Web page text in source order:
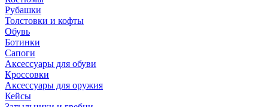
Рубашки
Толстовки и кофты
Обувь
Ботинки
Сапоги
Аксессуары для обуви
Кроссовки
Аксессуары для оружия
Кейсы